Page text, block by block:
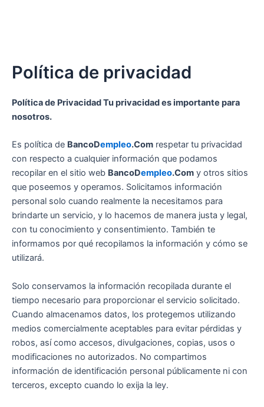
Política de privacidad
Política de Privacidad Tu privacidad es importante para
nosotros.
Es política de BancoDempleo.Com respetar tu privacidad
con respecto a cualquier información que podamos
recopilar en el sitio web BancoDempleo.Com y otros sitios
que poseemos y operamos. Solicitamos información
personal solo cuando realmente la necesitamos para
brindarte un servicio, y lo hacemos de manera justa y legal,
con tu conocimiento y consentimiento. También te
informamos por qué recopilamos la información y cómo se
utilizará.
Solo conservamos la información recopilada durante el
tiempo necesario para proporcionar el servicio solicitado.
Cuando almacenamos datos, los protegemos utilizando
medios comercialmente aceptables para evitar pérdidas y
robos, así como accesos, divulgaciones, copias, usos o
modificaciones no autorizados. No compartimos
información de identificación personal públicamente ni con
terceros, excepto cuando lo exija la ley.